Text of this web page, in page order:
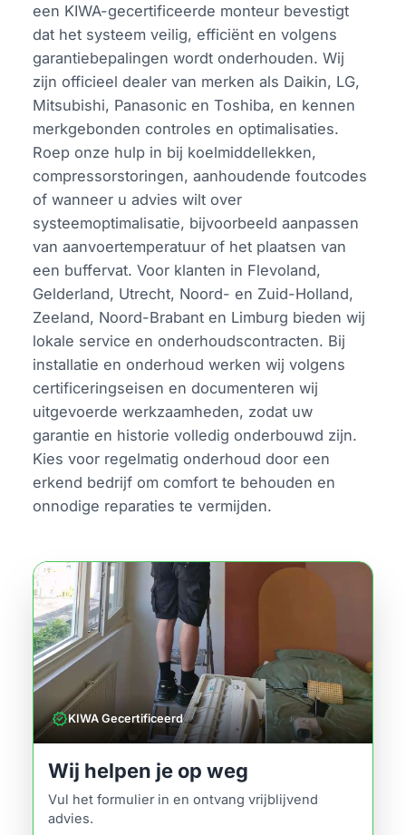
een KIWA-gecertificeerde monteur bevestigt
dat het systeem veilig, efficiënt en volgens
garantiebepalingen wordt onderhouden. Wij
zijn officieel dealer van merken als Daikin, LG,
Mitsubishi, Panasonic en Toshiba, en kennen
merkgebonden controles en optimalisaties.
Roep onze hulp in bij koelmiddellekken,
compressorstoringen, aanhoudende foutcodes
of wanneer u advies wilt over
systeemoptimalisatie, bijvoorbeeld aanpassen
van aanvoertemperatuur of het plaatsen van
een buffervat. Voor klanten in Flevoland,
Gelderland, Utrecht, Noord- en Zuid-Holland,
Zeeland, Noord-Brabant en Limburg bieden wij
lokale service en onderhoudscontracten. Bij
installatie en onderhoud werken wij volgens
certificeringseisen en documenteren wij
uitgevoerde werkzaamheden, zodat uw
garantie en historie volledig onderbouwd zijn.
Kies voor regelmatig onderhoud door een
erkend bedrijf om comfort te behouden en
onnodige reparaties te vermijden.
verifiedKIWA Gecertificeerd
Wij helpen je op weg
Vul het formulier in en ontvang vrijblijvend
advies.